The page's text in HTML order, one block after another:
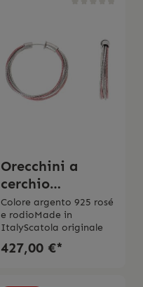
Orecchini a
cerchio
Pesavento DNA
Spring
Colore argento 925 rosé
e rodioMade in
ItalyScatola originale
427,00 €*